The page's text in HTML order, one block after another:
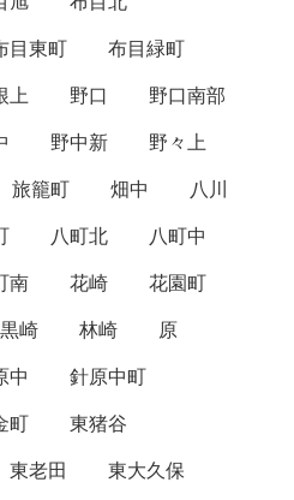
目東町
布目緑町
上 野口
野口南部
野中新
野々上
旅籠町 畑中
八川
八町北
八町中
南 花崎
花園町
崎 林崎
原
中
針原中町
町
東猪谷
東老田 東大久保